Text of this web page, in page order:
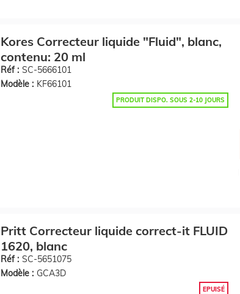
Kores Correcteur liquide "Fluid", blanc,
contenu: 20 ml
Réf : SC-5666101
Modèle : KF66101
PRODUIT DISPO. SOUS 2-10 JOURS
Pritt Correcteur liquide correct-it FLUID
1620, blanc
Réf : SC-5651075
Modèle : GCA3D
EPUISÉ